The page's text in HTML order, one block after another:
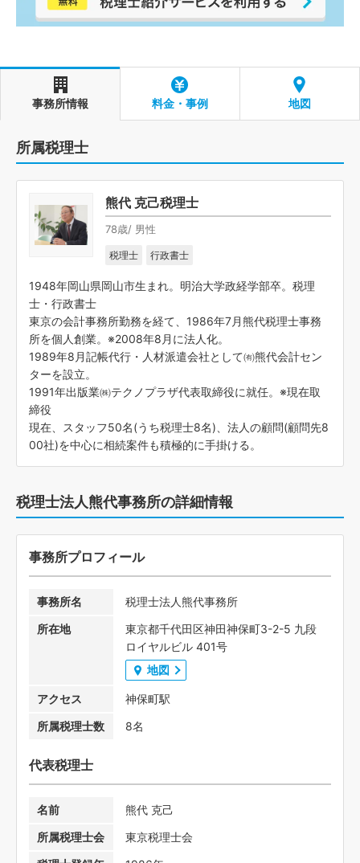
事務所情報 料金・事例 地図
所属税理士
熊代 克己税理士
78歳/ 男性
税理士 行政書士
1948年岡山県岡山市生まれ。明治大学政経学部卒。税理
士・行政書士
東京の会計事務所勤務を経て、1986年7月熊代税理士事務
所を個人創業。※2008年8月に法人化。
1989年8月記帳代行・人材派遣会社として㈲熊代会計セン
ターを設立。
1991年出版業㈱テクノプラザ代表取締役に就任。※現在取
締役
現在、スタッフ50名(うち税理士8名)、法人の顧問(顧問先8
00社)を中心に相続案件も積極的に手掛ける。
税理士法人熊代事務所の詳細情報
事務所プロフィール
事務所名
税理士法人熊代事務所
所在地
東京都千代田区神田神保町3-2-5 九段
ロイヤルビル 401号
地図
アクセス
神保町駅
所属税理士数
8名
代表税理士
名前
熊代 克己
所属税理士会
東京税理士会